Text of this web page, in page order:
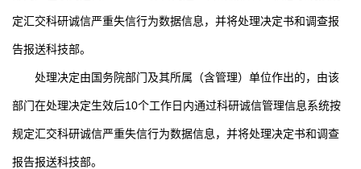
定汇交科研诚信严重失信行为数据信息，并将处理决定书和调查报
告报送科技部。
处理决定由国务院部门及其所属（含管理）单位作出的，由该
部门在处理决定生效后10个工作日内通过科研诚信管理信息系统按
规定汇交科研诚信严重失信行为数据信息，并将处理决定书和调查
报告报送科技部。